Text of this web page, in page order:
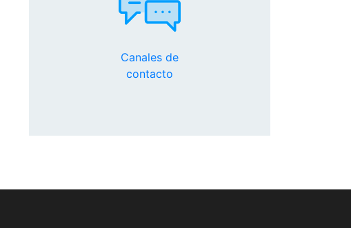
Canales de
contacto